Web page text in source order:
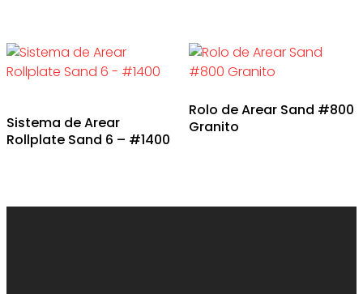
Sistema de Arear
Rollplate Sand 6 – #1400
Rolo de Arear Sand #800
Granito